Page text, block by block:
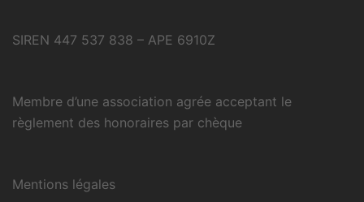
SIREN 447 537 838 – APE 6910Z
Membre d’une association agrée acceptant le
règlement des honoraires par chèque
Mentions légales